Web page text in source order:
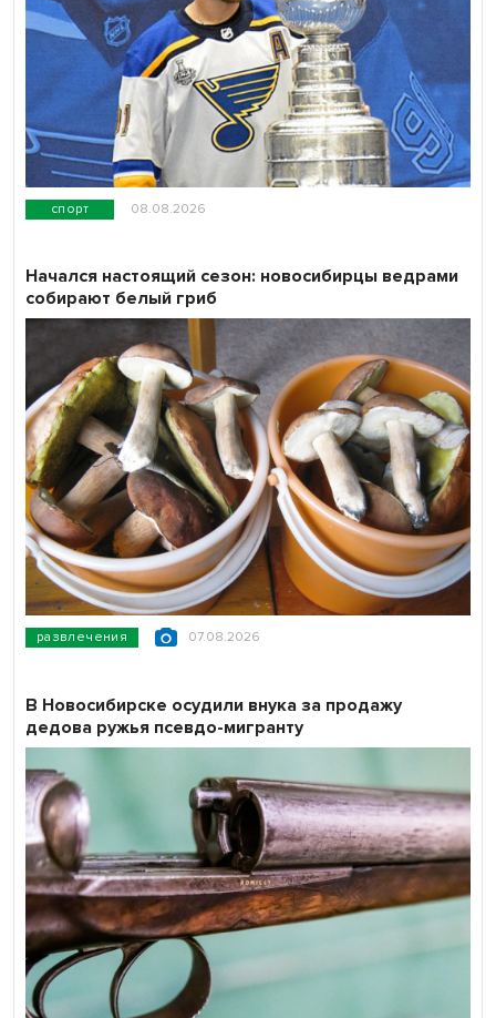
спорт 08.08.2026
развлечения 07.08.2026
Начался настоящий сезон: новосибирцы ведрами
собирают белый гриб
В Новосибирске осудили внука за продажу
дедова ружья псевдо-мигранту